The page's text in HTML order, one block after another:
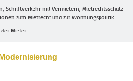
Schriftverkehr mit Vermietern, Mietrechtsschutz
zum Mietrecht und zur Wohnungspolitik
Mieter